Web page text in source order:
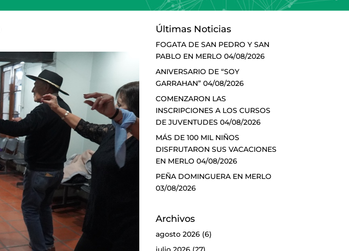
Últimas Noticias
FOGATA DE SAN PEDRO Y SAN
PABLO EN MERLO 04/08/2026
ANIVERSARIO DE “SOY
GARRAHAN” 04/08/2026
COMENZARON LAS
INSCRIPCIONES A LOS CURSOS
DE JUVENTUDES 04/08/2026
MÁS DE 100 MIL NIÑOS
DISFRUTARON SUS VACACIONES
EN MERLO 04/08/2026
PEÑA DOMINGUERA EN MERLO
03/08/2026
Archivos
agosto 2026(6)